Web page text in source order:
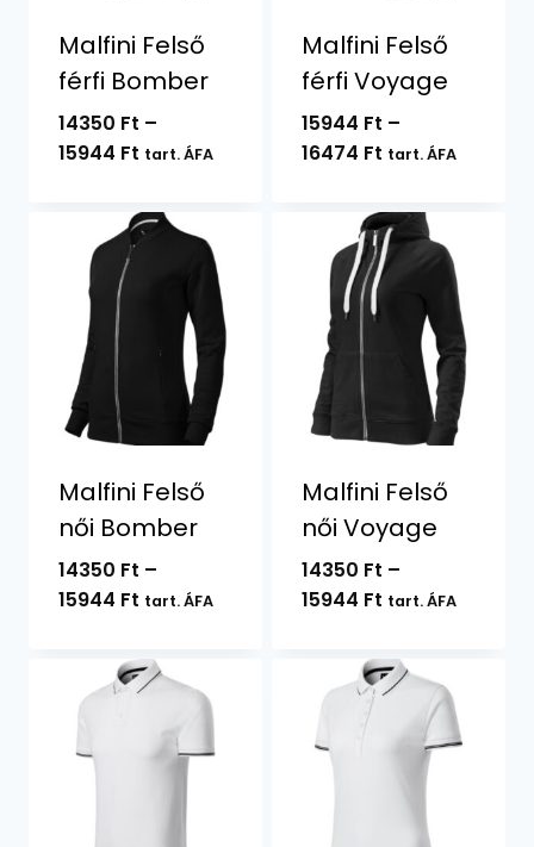
Malfini Felső
férfi Bomber
14350 Ft –
15944 FtÁrtartomány:
-
15944 Ft
tart. ÁFA
Malfini Felső
férfi Voyage
15944 Ft –
16474 FtÁrtartomány:
-
16474 Ft
tart. ÁFA
Malfini Felső
női Bomber
14350 Ft –
15944 FtÁrtartomány:
-
15944 Ft
tart. ÁFA
Malfini Felső
női Voyage
14350 Ft –
15944 FtÁrtartomány:
-
15944 Ft
tart. ÁFA